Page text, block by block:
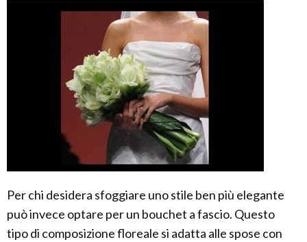
Per chi desidera sfoggiare uno stile ben più elegante
può invece optare per un bouchet a fascio. Questo
tipo di composizione floreale si adatta alle spose con